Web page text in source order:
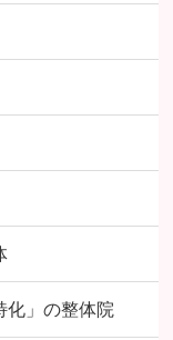
化」の整体院